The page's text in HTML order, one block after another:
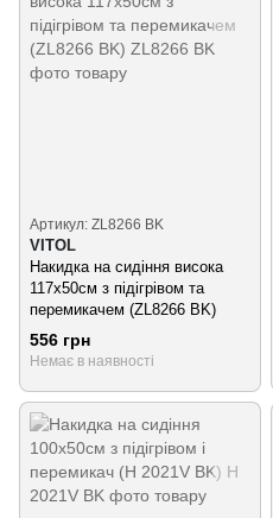
Артикул: ZL8266 BK
VITOL
Накидка на сидіння висока
117x50см з підігрівом та
перемикачем (ZL8266 BK)
556 грн
Немає в наявності